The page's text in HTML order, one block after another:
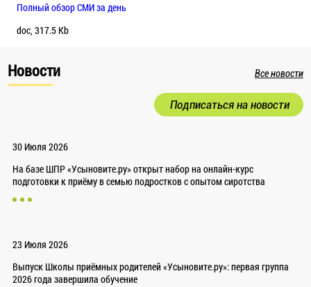
Полный обзор СМИ за день
doc, 317.5 Kb
Новости Все новости
Подписаться на новости
30 Июля 2026
На базе ШПР «Усыновите.ру» открыт набор на онлайн-курс
подготовки к приёму в семью подростков с опытом сиротства
23 Июля 2026
Выпуск Школы приёмных родителей «Усыновите.ру»: первая группа
2026 года завершила обучение